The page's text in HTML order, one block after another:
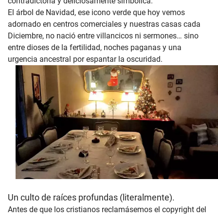
El árbol de Navidad, ese icono verde que hoy vemos
adornado en centros comerciales y nuestras casas cada
Diciembre, no nació entre villancicos ni sermones… sino
entre dioses de la fertilidad, noches paganas y una
urgencia ancestral por espantar la oscuridad.
Un culto de raíces profundas (literalmente).
Antes de que los cristianos reclamásemos el copyright del